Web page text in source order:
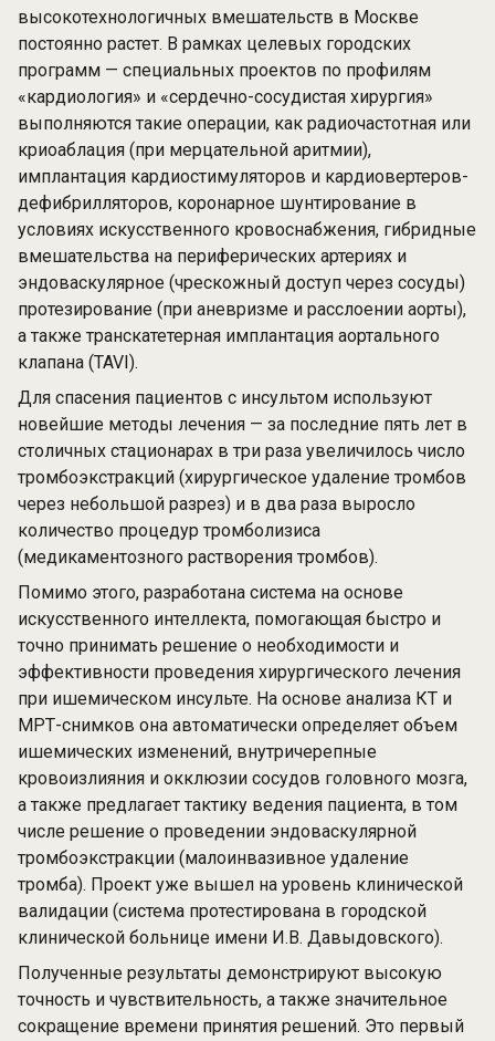
высокотехнологичных вмешательств в Москве
постоянно растет. В рамках целевых городских
программ — специальных проектов по профилям
«кардиология» и «сердечно-сосудистая хирургия»
выполняются такие операции, как радиочастотная или
криоаблация (при мерцательной аритмии),
имплантация кардиостимуляторов и кардиовертеров-
дефибрилляторов, коронарное шунтирование в
условиях искусственного кровоснабжения, гибридные
вмешательства на периферических артериях и
эндоваскулярное (чрескожный доступ через сосуды)
протезирование (при аневризме и расслоении аорты),
а также транскатетерная имплантация аортального
клапана (TAVI).
Для спасения пациентов с инсультом используют
новейшие методы лечения — за последние пять лет в
столичных стационарах в три раза увеличилось число
тромбоэкстракций (хирургическое удаление тромбов
через небольшой разрез) и в два раза выросло
количество процедур тромболизиса
(медикаментозного растворения тромбов).
Помимо этого, разработана система на основе
искусственного интеллекта, помогающая быстро и
точно принимать решение о необходимости и
эффективности проведения хирургического лечения
при ишемическом инсульте. На основе анализа КТ и
МРТ-снимков она автоматически определяет объем
ишемических изменений, внутричерепные
кровоизлияния и окклюзии сосудов головного мозга,
а также предлагает тактику ведения пациента, в том
числе решение о проведении эндоваскулярной
тромбоэкстракции (малоинвазивное удаление
тромба). Проект уже вышел на уровень клинической
валидации (система протестирована в городской
клинической больнице имени И.В. Давыдовского).
Полученные результаты демонстрируют высокую
точность и чувствительность, а также значительное
сокращение времени принятия решений. Это первый